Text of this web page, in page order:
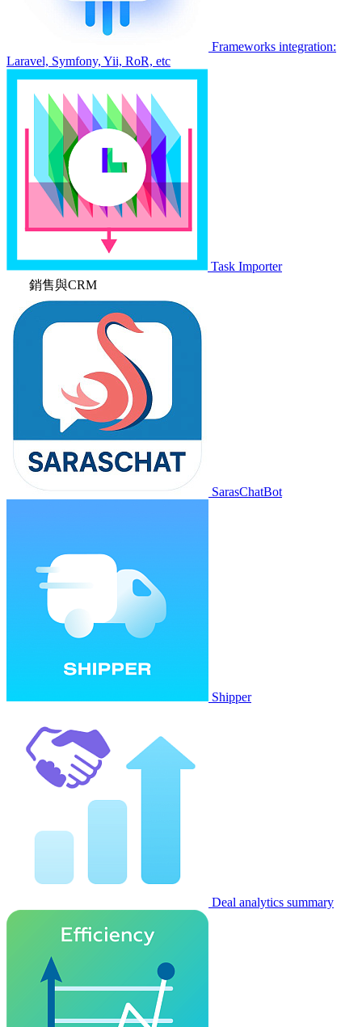
Frameworks integration:
Laravel, Symfony, Yii, RoR, etc
Task Importer
銷售與CRM
SarasChatBot
Shipper
Deal analytics summary